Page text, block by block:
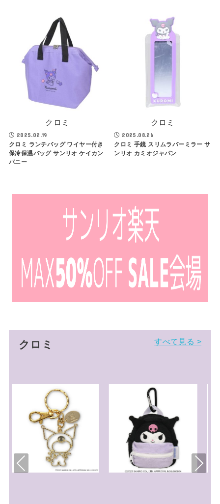
クロミ
2025.02.19
クロミ ランチバッグ ワイヤー付き
保冷保温バッグ サンリオ ケイカン
パニー
クロミ
2025.08.26
クロミ 手鏡 スリムラバーミラー サ
ンリオ カミオジャパン
クロミ すべて見る >
Pre
Nex